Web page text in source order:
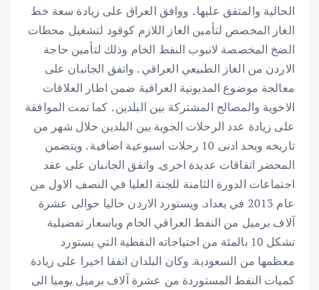
الحالية والمتفق عليها . ووافق العراق على زيادة سعة خط
الغاز المخصص لتأمين الغاز اللازم كوقود لتشغيل محطات
الضخ المخصصة لانبوب النفط الخام وذلك لتأمين حاجة
الاردن من الغاز الطبيعي العراقي . واتفق الجانبان على
معالجة موضوع المديونية العراقية ضمن اطار العلاقات
الاخوية والمصالح المشتركة بين البلدين . كما تمت الموافقة
على زيادة عدد الرحلات الجوية بين البلدين خلال شهر من
تاريخه وبحد ادنى 10 رحلات اسبوعية اضافية . ويتضمن
المحضر اتفاقات عديدة اخرى. واتفق الجانبان على عقد
اجتماعات الدورة الثامنة للجنة العليا في النصف الاول من
عام 2013 في بغداد. ويستورد الاردن حاليا حوالى عشرة
آلاف برميل من النفط العراقي الخام وباسعار تفضيلية
تشكل 10 بالمئة من احتياجاته النفطية التي يستورد
معظمها من السعودية. وكان البلدان اتفقا اخيرا على زيادة
كميات النفط المستوردة من عشرة آلاف برميل يوميا الى